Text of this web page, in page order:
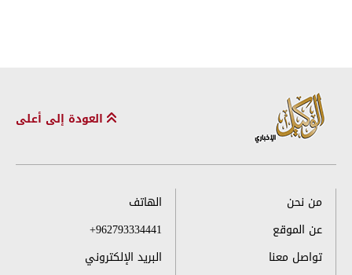
العودة إلى أعلى
من نحن
عن الموقع
تواصل معنا
الهاتف
+962793334441
البريد الإلكتروني